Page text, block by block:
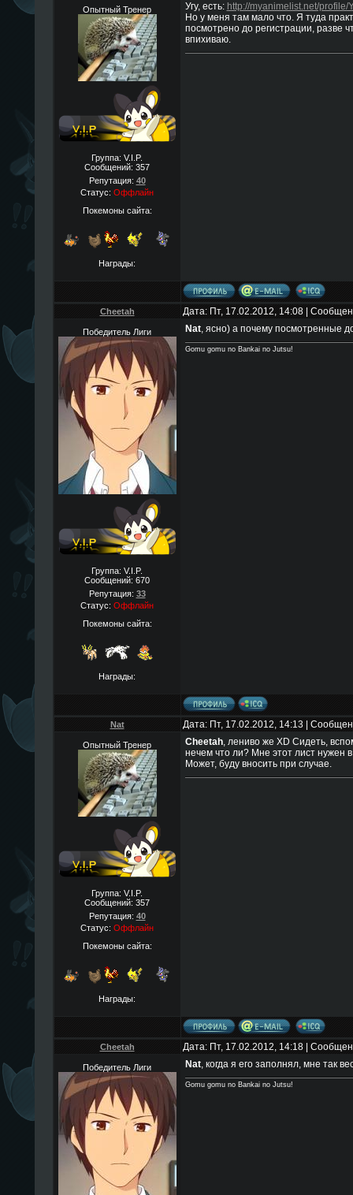
Опытный Тренер
Группа: V.I.P.
Сообщений: 357
Репутация: 40
Статус: Оффлайн
Покемоны сайта:
Награды:
Угу, есть: http://myanimelist.net/profile/
Но у меня там мало что. Я туда
посмотрено до регистрации, разве
впихиваю.
Cheetah Дата: Пт, 17.02.2012, 14:08 |
Победитель Лиги
Группа: V.I.P.
Сообщений: 670
Репутация: 33
Статус: Оффлайн
Покемоны сайта:
Награды:
Nat, ясно) а почему посмотренные
Gomu gomu no Bankai no Jutsu!
Nat Дата: Пт, 17.02.2012, 14:13 |
Опытный Тренер
Группа: V.I.P.
Сообщений: 357
Репутация: 40
Статус: Оффлайн
Покемоны сайта:
Награды:
Cheetah, лениво же XD Сидеть,
нечем что ли? Мне этот лист нужен
Может, буду вносить при случае.
Cheetah Дата: Пт, 17.02.2012, 14:18 |
Победитель Лиги Nat, когда я его заполнял, мне так
Gomu gomu no Bankai no Jutsu!